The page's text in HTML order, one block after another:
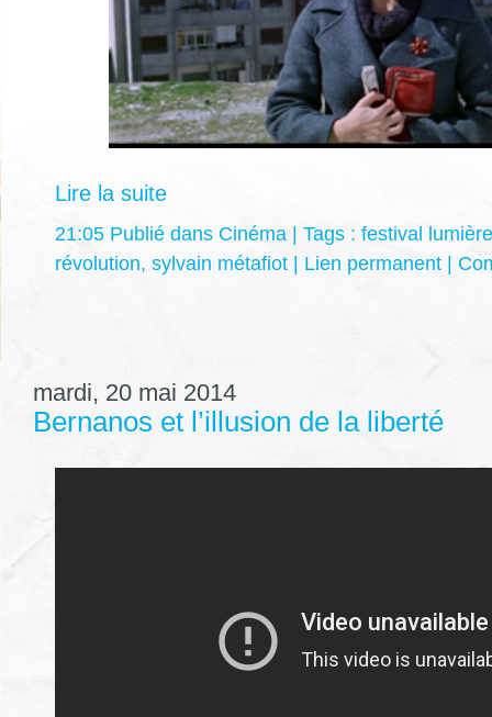
Lire la suite
21:05 Publié dans Cinéma | Tags : festival
révolution, sylvain métafiot Lien permanent
mardi, 20 mai 2014
Bernanos et l’illusion de la liberté